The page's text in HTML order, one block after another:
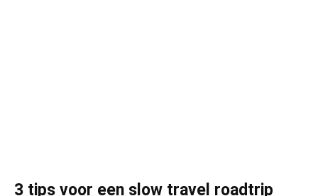
3 tips voor een slow travel roadtrip